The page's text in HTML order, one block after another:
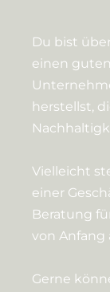
Du bist
einen
herstellst,
Vielleicht
einer
Beratung
von Anfang
Gerne